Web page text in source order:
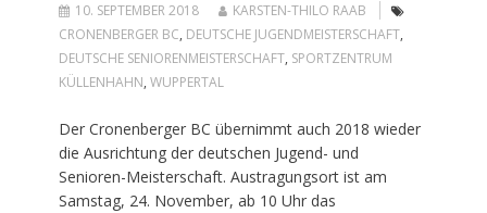
10. SEPTEMBER 2018
KARSTEN-THILO RAAB
CRONENBERGER BC, DEUTSCHE JUGENDMEISTERSCHAFT,
DEUTSCHE SENIORENMEISTERSCHAFT, SPORTZENTRUM
KÜLLENHAHN, WUPPERTAL
Der Cronenberger BC übernimmt auch 2018 wieder
die Ausrichtung der deutschen Jugend- und
Senioren-Meisterschaft. Austragungsort ist am
Samstag, 24. November, ab 10 Uhr das